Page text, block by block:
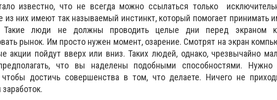
известно, что не всегда можно ссылаться только
из них имеют так называемый инстинкт, который помогает принимать
Такие люди не должны проводить целые дни перед экраном
рынок. Им просто нужен момент, озарение. Смотрят на экран
акции пойдут вверх или вниз. Таких людей, однако, чрезвычайно
что вы наделены подобными способностями. Нужно
чтобы достичь совершенства в том, что делаете. Ничего не